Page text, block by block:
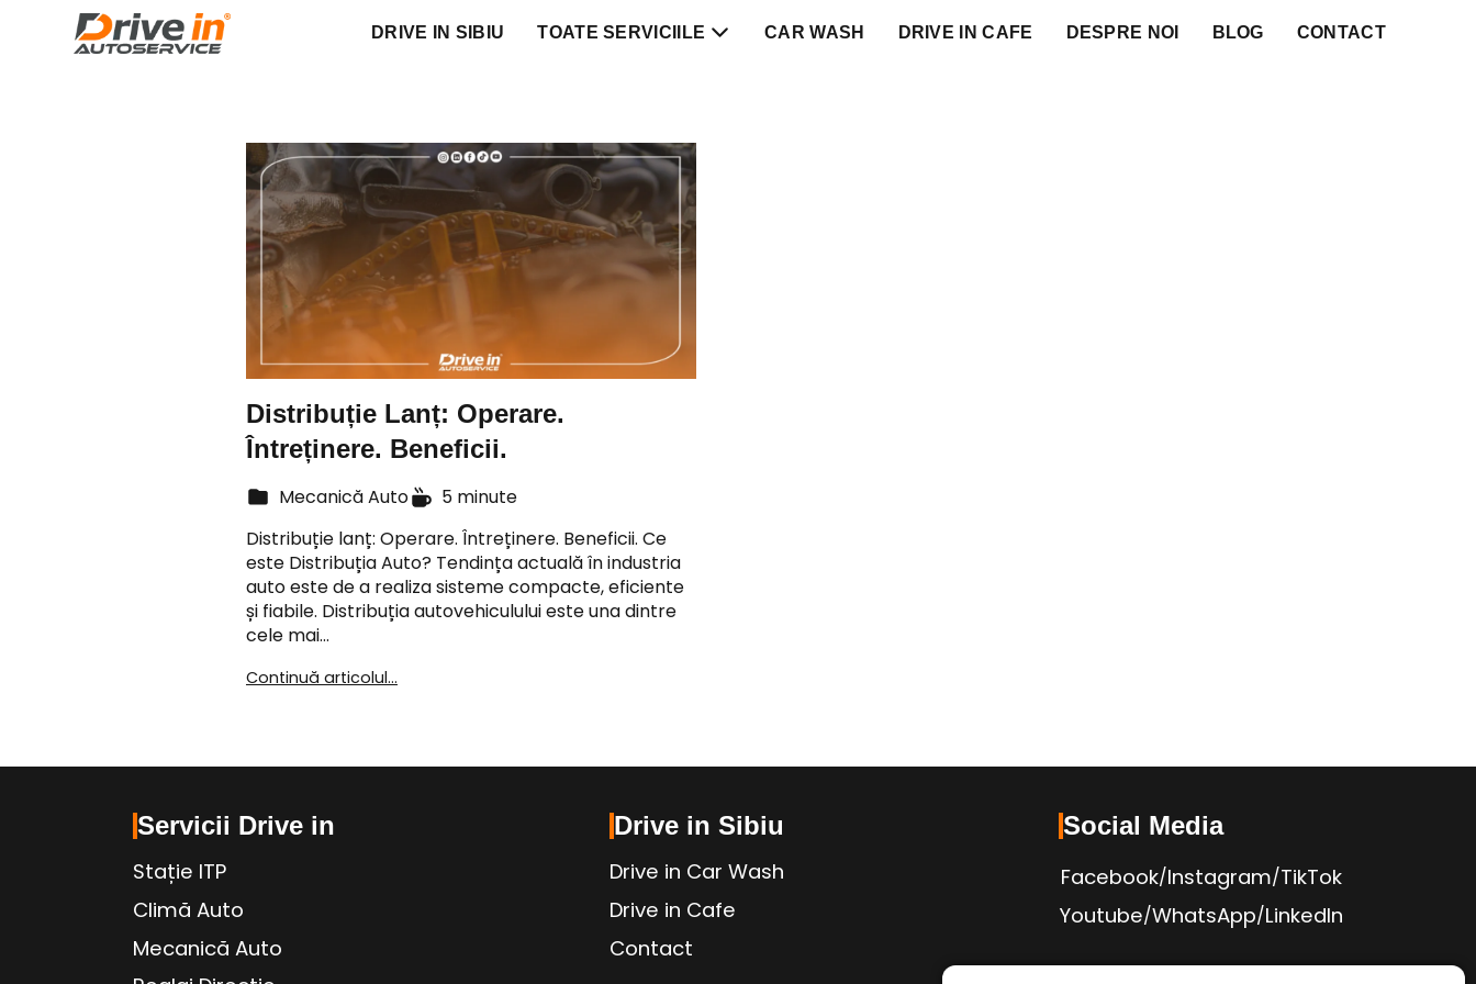
DRIVE IN SIBIU TOATE SERVICIILE CAR WASH DRIVE IN CAFE DESPRE NOI BLOG CONTACT
Distribuție Lanț: Operare.
Întreținere. Beneficii.
Mecanică Auto
5 minute
Distribuție lanț: Operare. Întreținere. Beneficii. Ce
este Distribuția Auto? Tendința actuală în industria
auto este de a realiza sisteme compacte, eficiente
și fiabile. Distribuția autovehiculului este una dintre
cele mai…
Continuă articolul...
Servicii Drive in
Stație ITP
Climă Auto
Mecanică Auto
Drive in Sibiu
Drive in Car Wash
Drive in Cafe
Contact
Social Media
Facebook/Instagram/TikTok
Youtube/WhatsApp/LinkedIn
Politica de Confidențialitate